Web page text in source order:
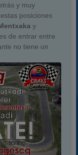
y muy
posiciones
y
de entrar entre
no tiene un